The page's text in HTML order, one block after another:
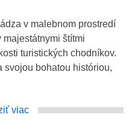
v malebnom prostredí
štítmi
turistických chodníkov.
svojou bohatou históriou,
viac